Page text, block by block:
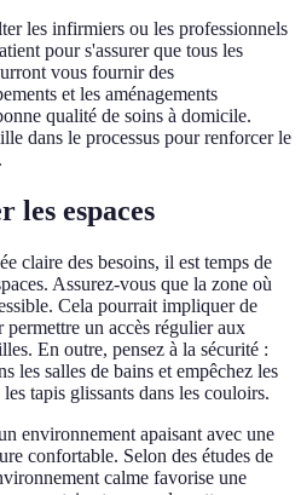
les infirmiers ou les professionnels
pour s'assurer que tous les
vous fournir des
et les aménagements
qualité de soins à domicile.
dans le processus pour renforcer le
les espaces
claire des besoins, il est temps de
Assurez-vous que la zone où
Cela pourrait impliquer de
permettre un accès régulier aux
En outre, pensez à la sécurité :
les salles de bains et empêchez les
tapis glissants dans les couloirs.
environnement apaisant avec une
confortable. Selon des études de
calme favorise une